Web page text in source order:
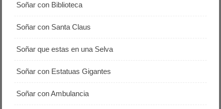
Soñar con Biblioteca
Soñar con Santa Claus
Soñar que estas en una Selva
Soñar con Estatuas Gigantes
Soñar con Ambulancia